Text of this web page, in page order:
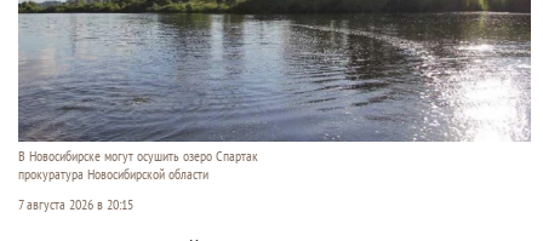
В Новосибирске могут осушить озеро Спартак
прокуратура Новосибирской области
7 августа 2026 в 20:15